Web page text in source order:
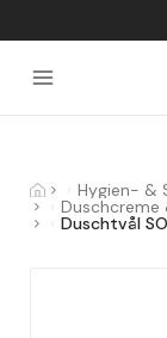
Hygien- &
Duschcreme
Duschtvål